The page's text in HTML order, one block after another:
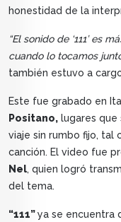
honestidad de la
“El sonido de ‘111’ es
cuando lo tocamos
también estuvo a
Este fue grabado en
Positano, lugares
viaje sin rumbo fijo, tal
canción. El video fue
Nel, quien logró
del tema.
“111”ya se encuentra